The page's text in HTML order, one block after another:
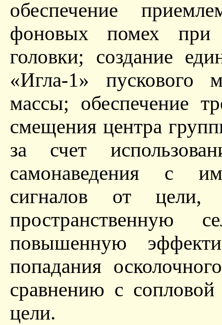
обеспечение
фоновых помех при
головки; создание
«Игла-1» пускового
массы; обеспечение
смещения центра
за счет
самонаведения с
сигналов от цели,
повышенную
попадания
сравнению с
цели.